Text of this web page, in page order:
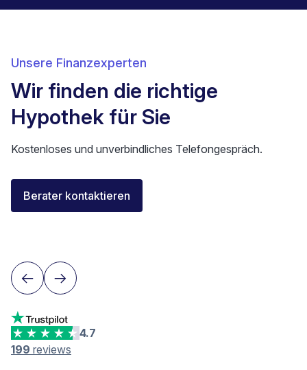
Unsere Finanzexperten
Wir finden die richtige
Hypothek für Sie
Kostenloses und unverbindliches Telefongespräch.
Berater kontaktieren
Elisa Longo
Finanzierungsberaterin IAF
4.7
199 reviews